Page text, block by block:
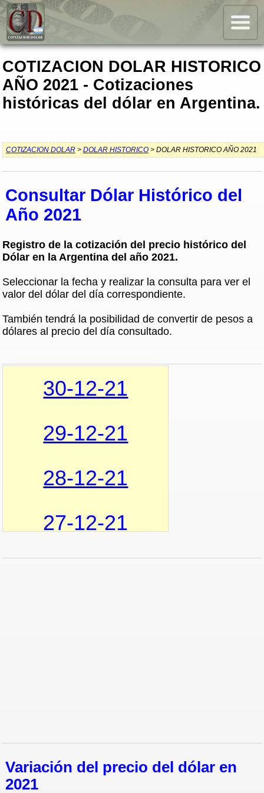
COTIZACION DOLAR HISTORICO
AÑO 2021 - Cotizaciones
históricas del dólar en Argentina.
COTIZACION DOLAR> DOLAR HISTORICO> DOLAR HISTORICO AÑO 2021
Consultar Dólar Histórico del
Año 2021
Registro de la cotización del precio histórico del
Dólar en la Argentina del año 2021.
Seleccionar la fecha y realizar la consulta para ver el
valor del dólar del día correspondiente.
También tendrá la posibilidad de convertir de pesos a
dólares al precio del día consultado.
30-12-21
29-12-21
28-12-21
27-12-21
17-12-21
Variación del precio del dólar en
2021